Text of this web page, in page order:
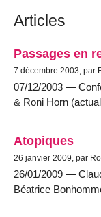
Articles
Passages en
7 décembre 2003, par
07/12/2003 —
& Roni Horn
Atopiques
26 janvier 2009, par
26/01/2009 —
Béatrice